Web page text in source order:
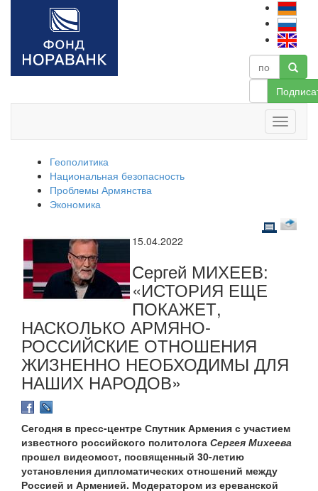
Геополитика
Национальная безопасность
Проблемы Армянства
Экономика
15.04.2022
Сергей МИХЕЕВ:
«ИСТОРИЯ ЕЩЕ
ПОКАЖЕТ,
НАСКОЛЬКО АРМЯНО-
РОССИЙСКИЕ ОТНОШЕНИЯ
ЖИЗНЕННО НЕОБХОДИМЫ ДЛЯ
НАШИХ НАРОДОВ»
Сегодня в пресс-центре Спутник Армения с участием
известного российского политолога Сергея Михеева
прошел видеомост, посвященный 30-летию
установления дипломатических отношений между
Россией и Арменией. Модератором из ереванской